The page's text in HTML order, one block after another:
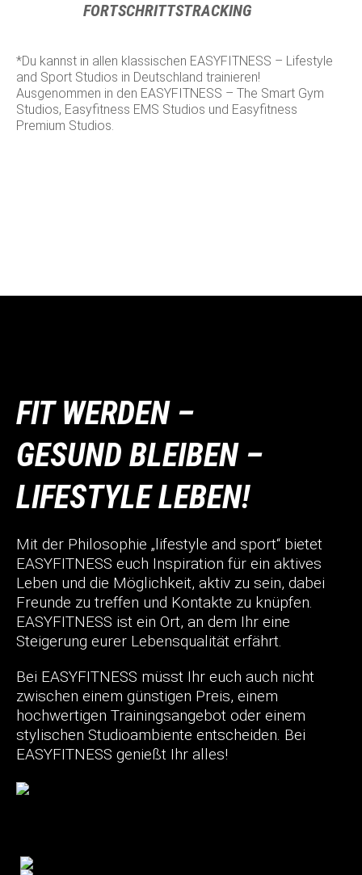
FORTSCHRITTSTRACKING
*Du kannst in allen klassischen EASYFITNESS – Lifestyle
and Sport Studios in Deutschland trainieren!
Ausgenommen in den EASYFITNESS – The Smart Gym
Studios, Easyfitness EMS Studios und Easyfitness
Premium Studios.
FIT WERDEN –
GESUND BLEIBEN –
LIFESTYLE LEBEN!
Mit der Philosophie „lifestyle and sport“ bietet
EASYFITNESS euch Inspiration für ein aktives
Leben und die Möglichkeit, aktiv zu sein, dabei
Freunde zu treffen und Kontakte zu knüpfen.
EASYFITNESS ist ein Ort, an dem Ihr eine
Steigerung eurer Lebensqualität erfährt.
Bei EASYFITNESS müsst Ihr euch auch nicht
zwischen einem günstigen Preis, einem
hochwertigen Trainingsangebot oder einem
stylischen Studioambiente entscheiden. Bei
EASYFITNESS genießt Ihr alles!